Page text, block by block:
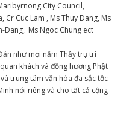
City Council,
Cuc Lam , Ms Thuy Dang, Ms
Dang, Ms Ngoc Chung ect
như mọi năm Thầy trụ trì
khách và đồng hương Phật
trung tâm văn hóa đa sắc tộc
nói riêng và cho tất cả cộng